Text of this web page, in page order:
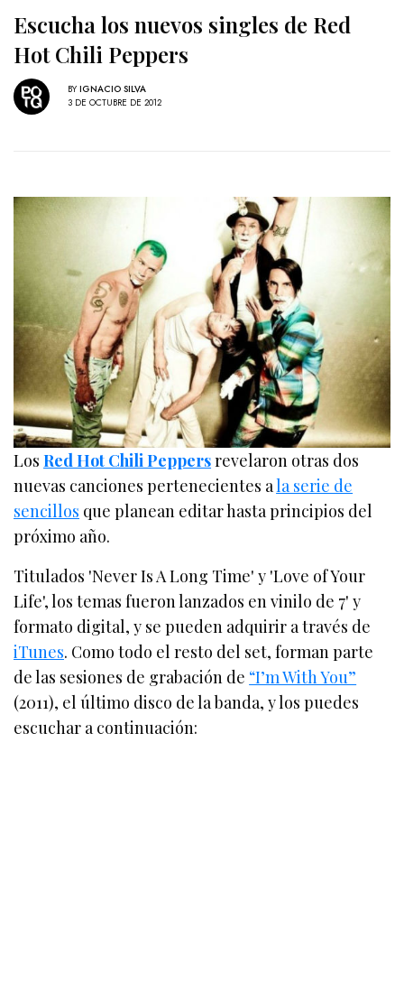
Escucha los nuevos singles de Red
Hot Chili Peppers
BY IGNACIO SILVA
3 DE OCTUBRE DE 2012
LosRed Hot Chili Peppersrevelaron otras dos
nuevas canciones pertenecientes ala serie de
sencillos que planean editar hasta principios del
próximo año.
Titulados 'Never Is A Long Time' y 'Love of Your
Life', los temas fueron lanzados en vinilo de 7' y
formato digital, y se pueden adquirir a través de
iTunes. Como todo el resto del set, forman parte
de las sesiones de grabación de “I’m With You”
(2011), el último disco de la banda, y los puedes
escuchar a continuación: